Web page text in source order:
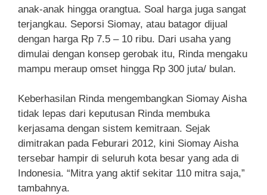
anak-anak hingga orangtua. Soal harga juga sangat
terjangkau. Seporsi Siomay, atau batagor dijual
dengan harga Rp 7.5 – 10 ribu. Dari usaha yang
dimulai dengan konsep gerobak itu, Rinda mengaku
mampu meraup omset hingga Rp 300 juta/ bulan.
Keberhasilan Rinda mengembangkan Siomay Aisha
tidak lepas dari keputusan Rinda membuka
kerjasama dengan sistem kemitraan. Sejak
dimitrakan pada Feburari 2012, kini Siomay Aisha
tersebar hampir di seluruh kota besar yang ada di
Indonesia. “Mitra yang aktif sekitar 110 mitra saja,”
tambahnya.